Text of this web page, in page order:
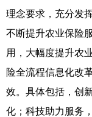
理念要求，充分发
不断提升农业保险
用，大幅度提升农
险全流程信息化改
效。具体包括，创
化；科技助力服务